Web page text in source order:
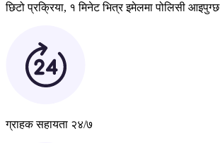
छिटो प्रक्रिया, १ मिनेट भित्र इमेलमा पोलिसी आइपुग्छ
ग्राहक सहायता २४/७